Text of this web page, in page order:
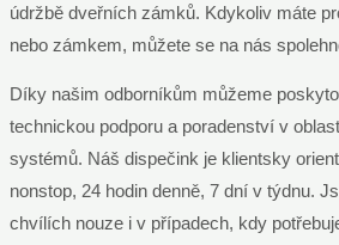
údržbě dveřních zámků. Kdykoliv máte
nebo zámkem, můžete se na nás
Díky našim odborníkům můžeme
technickou podporu a poradenství v
systémů. Náš dispečink je klientsky
nonstop, 24 hodin denně, 7 dní v týdnu.
chvílích nouze i v případech, kdy